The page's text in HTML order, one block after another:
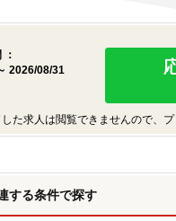
2026/08/31
た求人は閲覧できませんので、プ
する条件で探す